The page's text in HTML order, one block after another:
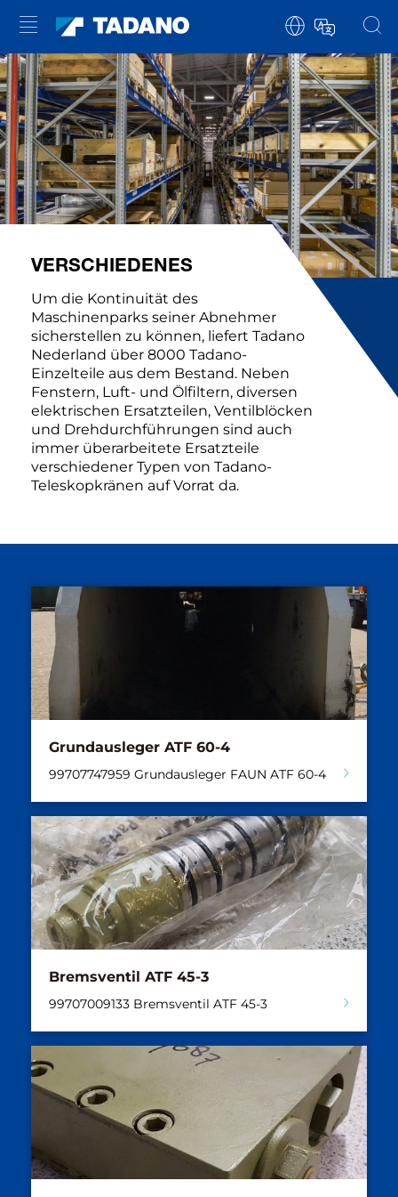
VERSCHIEDENES
Um die Kontinuität des
Maschinenparks seiner Abnehmer
sicherstellen zu können, liefert Tadano
Nederland über 8000 Tadano-
Einzelteile aus dem Bestand. Neben
Fenstern, Luft- und Ölfiltern, diversen
elektrischen Ersatzteilen, Ventilblöcken
und Drehdurchführungen sind auch
immer überarbeitete Ersatzteile
verschiedener Typen von Tadano-
Teleskopkränen auf Vorrat da.
Grundausleger ATF 60-4
99707747959 Grundausleger FAUN ATF 60-4
Bremsventil ATF 45-3
99707009133 Bremsventil ATF 45-3